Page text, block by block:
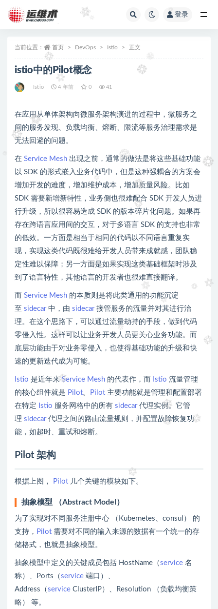
登录
当前位置： 首页 DevOps Istio 正文
istio中的Pilot概念
Istio 4 年前 0 41
在应用从单体架构向微服务架构演进的过程中，微服务之
间的服务发现、负载均衡、熔断、限流等服务治理需求是
无法回避的问题。
在 Service Mesh 出现之前，通常的做法是将这些基础功能
以 SDK 的形式嵌入业务代码中，但是这种强耦合的方案会
增加开发的难度，增加维护成本，增加质量风险。比如
SDK 需要新增新特性，业务侧也很难配合 SDK 开发人员进
行升级，所以很容易造成 SDK 的版本碎片化问题。如果再
存在跨语言应用间的交互，对于多语言 SDK 的支持也非常
的低效。一方面是相当于相同的代码以不同语言重复实
现，实现这类代码既很难给开发人员带来成就感，团队稳
定性难以保障；另一方面是如果实现这类基础框架时涉及
到了语言特性，其他语言的开发者也很难直接翻译。
而 Service Mesh 的本质则是将此类通用的功能沉淀
至 sidecar中，由 sidecar接管服务的流量并对其进行治
理。在这个思路下，可以通过流量劫持的手段，做到代码
零侵入性。这样可以让业务开发人员更关心业务功能。而
底层功能由于对业务零侵入，也使得基础功能的升级和快
速的更新迭代成为可能。
Istio 是近年来Service Mesh 的代表作，而 Istio 流量管理
的核心组件就是 Pilot。 Pilot 主要功能就是管理和配置部署
在特定 Istio 服务网格中的所有 sidecar代理实例。它管
理 sidecar代理之间的路由流量规则，并配置故障恢复功
能，如超时、重试和熔断。
Pilot 架构
根据上图， Pilot 几个关键的模块如下。
抽象模型 （Abstract Model）
为了实现对不同服务注册中心 （Kubernetes、consul） 的
支持， Pilot 需要对不同的输入来源的数据有一个统一的存
储格式，也就是抽象模型。
抽象模型中定义的关键成员包括 HostName（service 名
称）、Ports（service 端口）、
Address（service ClusterIP）、Resolution （负载均衡策
略） 等。